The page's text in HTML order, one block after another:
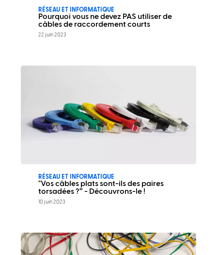
RÉSEAU ET INFORMATIQUE
Pourquoi vous ne devez PAS utiliser de
câbles de raccordement courts
22 juin 2023
RÉSEAU ET INFORMATIQUE
"Vos câbles plats sont-ils des paires
torsadées ?” - Découvrons-le !
10 juin 2023